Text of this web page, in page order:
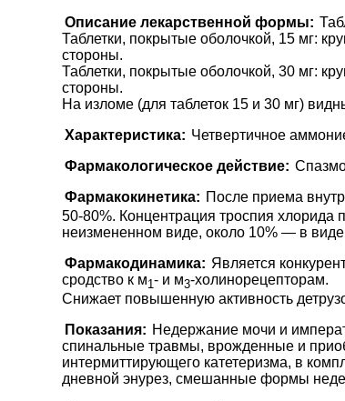
Описание лекарственной формы:
Таблетки, покрытые оболочкой, 15 мг:
стороны.
Таблетки, покрытые оболочкой, 30 мг:
стороны.
На изломе (для таблеток 15 и 30 мг)
Характеристика: Четвертичное
Фармакологическое действие:
Фармакокинетика: После приема
50-80%. Концентрация троспия
неизмененном виде, около 10% — в
Фармакодинамика: Является
сродство к м1- и м3-холинорецепторам.
Снижает повышенную активность
Показания: Недержание мочи и
спинальные травмы, врожденные и
интермиттирующего катетеризма, в
дневной энурез, смешанные формы